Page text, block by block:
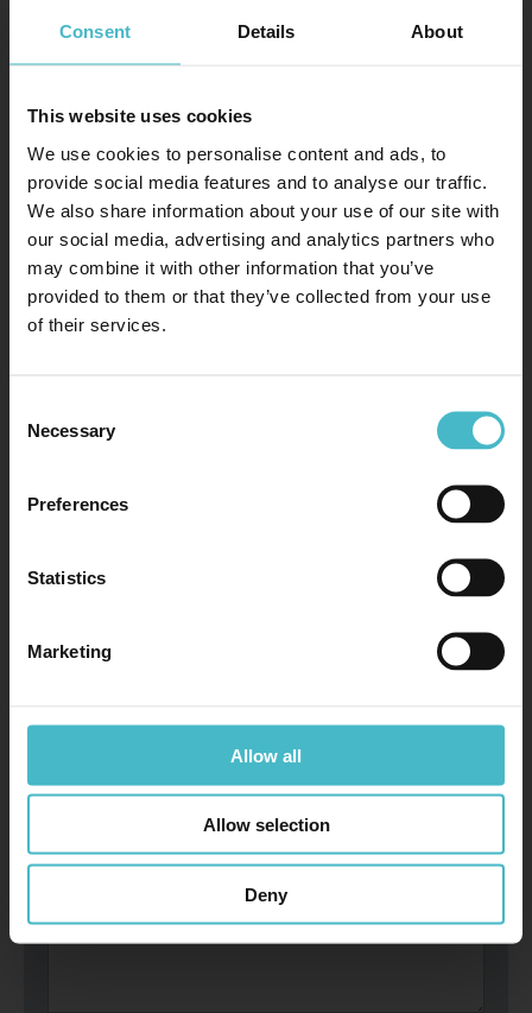
Consent Details About
This website uses cookies
We use cookies to personalise content and ads, to
provide social media features and to analyse our traffic.
We also share information about your use of our site with
our social media, advertising and analytics partners who
may combine it with other information that you’ve
provided to them or that they’ve collected from your use
of their services.
Selection
Necessary
Preferences
Statistics
Marketing
Allow all
Allow selection
Deny
Un ambiente di lavoro dinamico e stimolante
Possibilità di fare carriera
CANDIDATI
Nome *
Telefono
Messaggio